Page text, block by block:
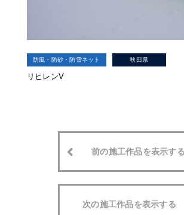
防風・防砂・防雪ネット 秋田県
リヒレンV
前の施工作品を表示する
次の施工作品を表示する